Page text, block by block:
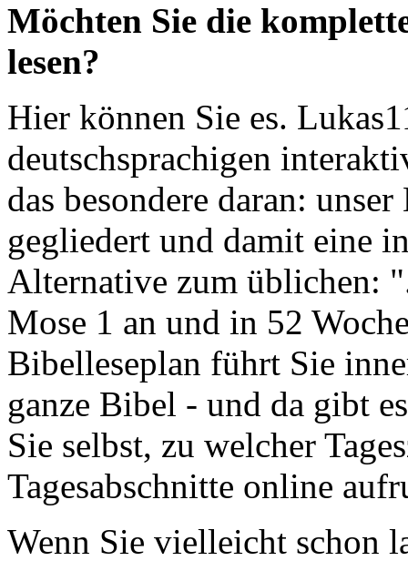
Möchten Sie die
lesen?
Hier können Sie es.
deutschsprachigen
das besondere daran:
gegliedert und damit eine
Alternative zum üblichen:
Mose 1 an und in 52
Bibelleseplan führt Sie
ganze Bibel - und da gibt
Sie selbst, zu welcher
Tagesabschnitte online
Wenn Sie vielleicht schon